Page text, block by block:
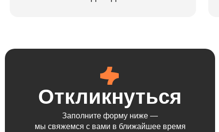
Откликнуться
Заполните форму ниже —
мы свяжемся с вами в ближайшее время